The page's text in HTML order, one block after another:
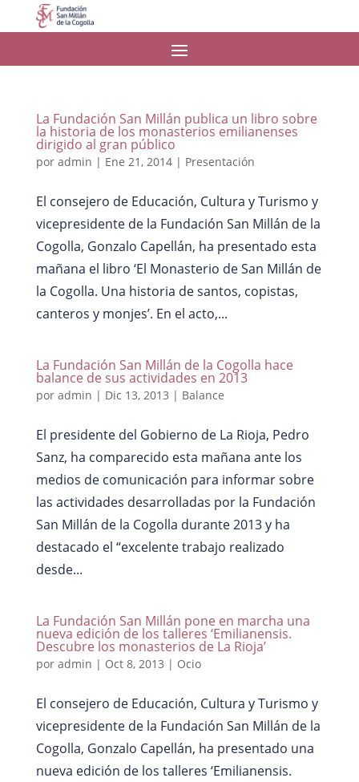
La Fundación San Millán publica un libro sobre
la historia de los monasterios emilianenses
dirigido al gran público
por admin | Ene 21, 2014| Presentación
El consejero de Educación, Cultura y Turismo y
vicepresidente de la Fundación San Millán de la
Cogolla, Gonzalo Capellán, ha presentado esta
mañana el libro ‘El Monasterio de San Millán de
la Cogolla. Una historia de santos, copistas,
canteros y monjes’. En el acto,...
La Fundación San Millán de la Cogolla hace
balance de sus actividades en 2013
por admin | Dic 13, 2013 | Balance
El presidente del Gobierno de La Rioja, Pedro
Sanz, ha comparecido esta mañana ante los
medios de comunicación para informar sobre
las actividades desarrolladas por la Fundación
San Millán de la Cogolla durante 2013 y ha
destacado el “excelente trabajo realizado
desde...
La Fundación San Millán pone en marcha una
nueva edición de los talleres ‘Emilianensis.
Descubre los monasterios de La Rioja’
por admin | Oct 8, 2013 | Ocio
El consejero de Educación, Cultura y Turismo y
vicepresidente de la Fundación San Millán de la
Cogolla, Gonzalo Capellán, ha presentado una
nueva edición de los talleres ‘Emilianensis.